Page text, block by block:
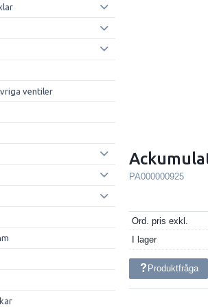
ventiler
PA000000925
Ord. pris exkl.
I lager
Produktfråga